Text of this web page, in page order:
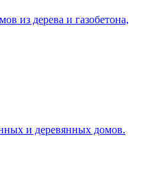
из дерева и газобетона,
и деревянных домов.